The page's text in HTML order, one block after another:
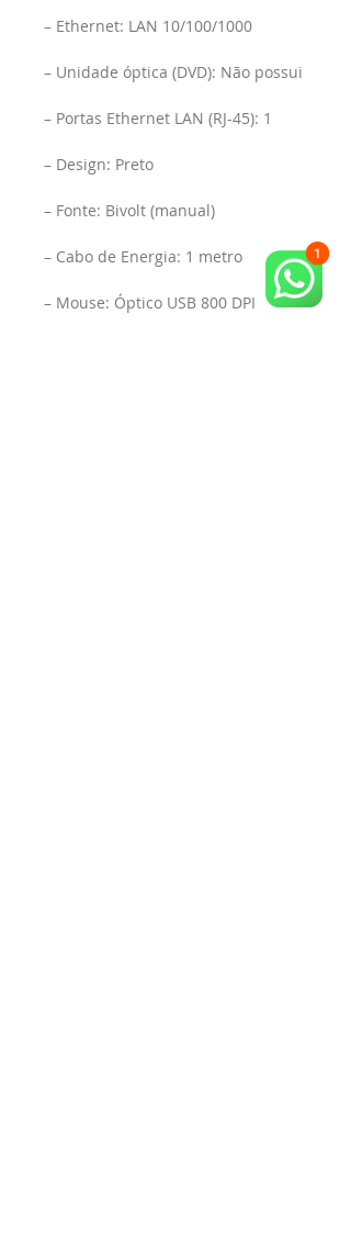
– Ethernet: LAN 10/100/1000
– Unidade óptica (DVD): Não possui
– Portas Ethernet LAN (RJ-45): 1
– Design: Preto
– Fonte: Bivolt (manual)
– Cabo de Energia: 1 metro
– Mouse: Óptico USB 800 DPI